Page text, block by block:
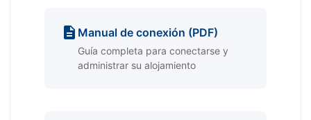
Manual de conexión (PDF)
Guía completa para conectarse y
administrar su alojamiento